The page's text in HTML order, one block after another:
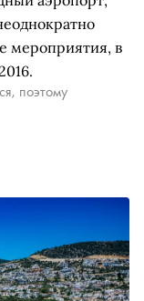
мероприятия, в
поэтому